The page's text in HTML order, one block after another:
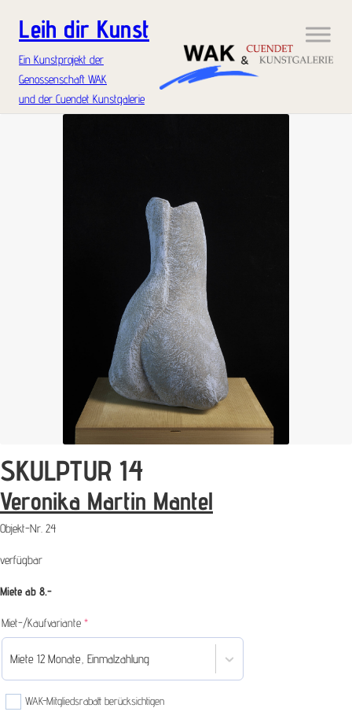
Leih dir Kunst
Ein Kunstprojekt der
Genossenschaft WAK
und der Cuendet Kunstgalerie
SKULPTUR 14
Veronika Martin Mantel
Objekt-Nr. 24
verfügbar
Miete ab 8.-
Miet-/Kaufvariante *(required)
Miete 12 Monate, Einmalzahlung
WAK-Mitgliedsrabatt berücksichtigen